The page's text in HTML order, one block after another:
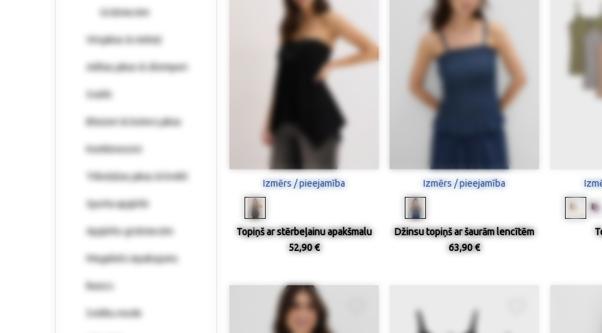
Grūtniecēm
Virsjakas & mēteļi
Adītas jakas & džemperi
Svārki
Bleizeri & bolero jakas
Kombinezoni
Trikotāžas jakas & krekli
Sporta apģērbi
Apģērbs grūtniecēm
Megaliels iepakojums
Basics
Svētku mode
Izmērs / pieejamība
Topiņš ar stērbeļainu apakšmalu
52,90 €
Izmērs / pieejamība
Džinsu topiņš ar šaurām lencītēm
63,90 €